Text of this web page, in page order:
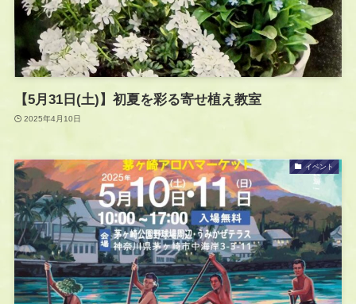
【5月31日(土)】初夏を彩る寄せ植え教室
2025年4月10日
イベント